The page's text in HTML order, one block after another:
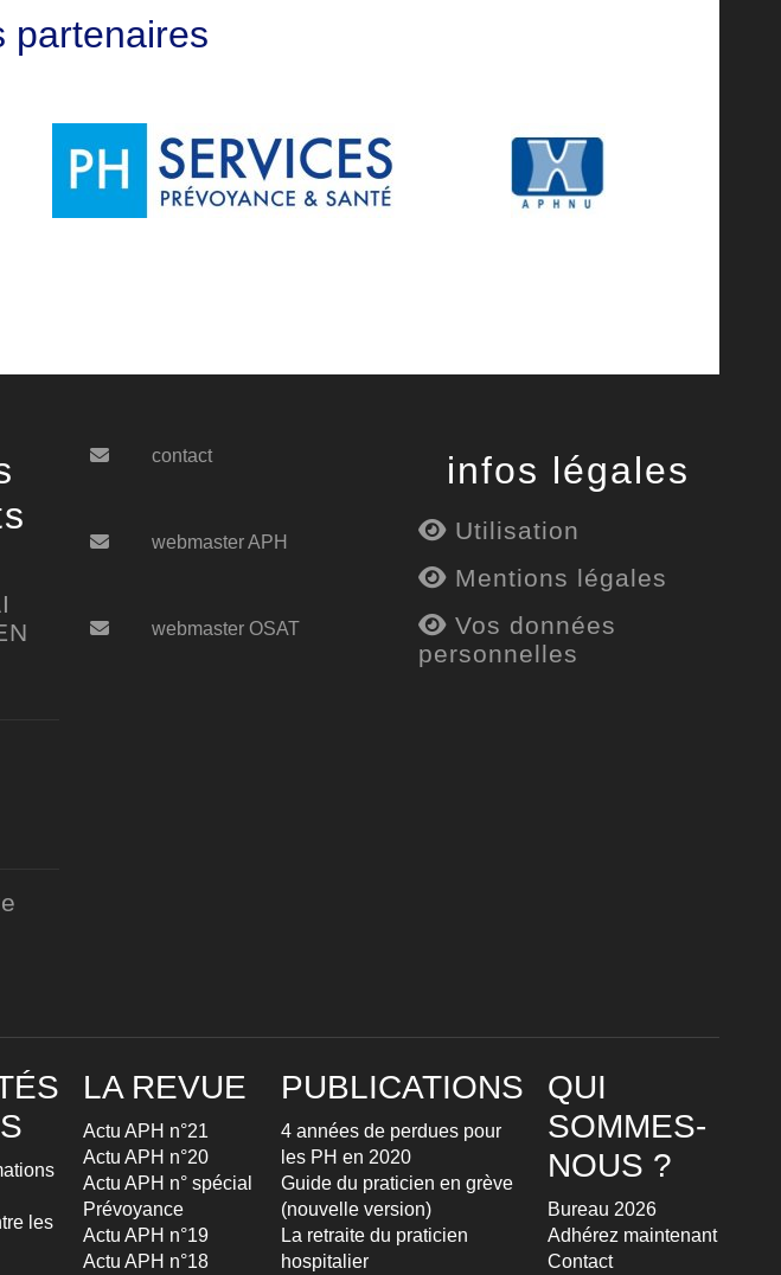
partenaires
contact
webmaster APH
webmaster OSAT
infos légales
Utilisation
Mentions légales
Vos données
personnelles
les
LA REVUE
Actu APH n°21
Actu APH n°20
Actu APH n° spécial
Prévoyance
Actu APH n°19
Actu APH n°18
PUBLICATIONS
4 années de perdues pour
les PH en 2020
Guide du praticien en grève
(nouvelle version)
La retraite du praticien
hospitalier
QUI
SOMMES-
NOUS ?
Bureau 2026
Adhérez maintenant
Contact